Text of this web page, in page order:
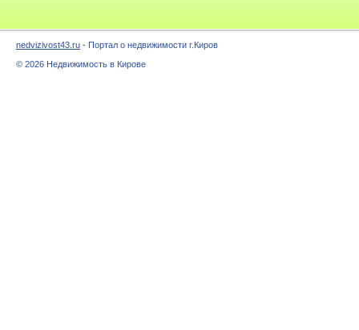
nedvizivost43.ru - Портал о недвижимости г.Киров
© 2026 Недвижимость в Кирове